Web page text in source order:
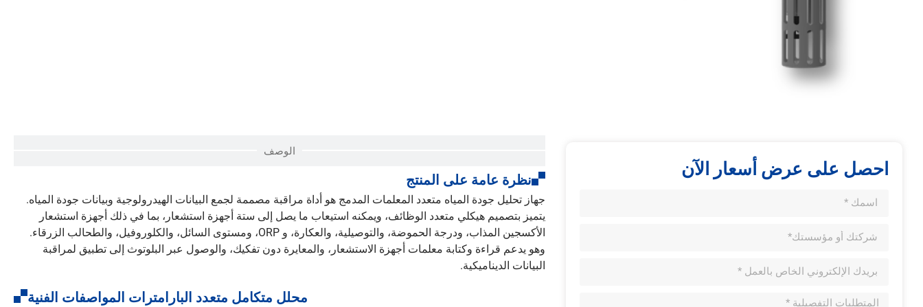
احصل على عرض أسعار الآن
الوصف
نظرة عامة على المنتج
جهاز تحليل جودة المياه متعدد المعلمات المدمج هو أداة مراقبة مصممة لجمع البيانات الهيدرولوجية وبيانات جودة المياه.
يتميز بتصميم هيكلي متعدد الوظائف، ويمكنه استيعاب ما يصل إلى ستة أجهزة استشعار، بما في ذلك أجهزة استشعار
الأكسجين المذاب، ودرجة الحموضة، والتوصيلية، والعكارة، و ORP، ومستوى السائل، والكلوروفيل، والطحالب الزرقاء.
وهو يدعم قراءة وكتابة معلمات أجهزة الاستشعار، والمعايرة دون تفكيك، والوصول عبر البلوتوث إلى تطبيق لمراقبة
البيانات الديناميكية.
محلل متكامل متعدد البارامترات المواصفات الفنية